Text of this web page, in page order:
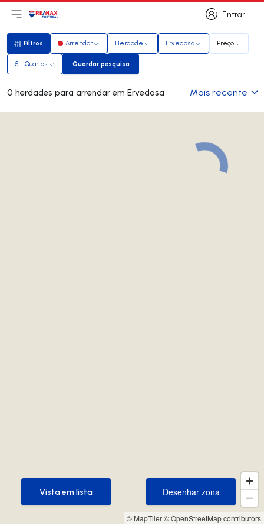
Entrar
Entrar
Abri menu principal
LogoIr para página inicial
Filtros
Filtros Arrendar Herdade Ervedosa Preço
5+ Quartos Guardar pesquisa
Guardar pesquisa
0 herdades para arrendar em Ervedosa Mais recente
© MapTiler© OpenStreetMap contributors
Desenhar zona
Desenhar zona
Vista em lista
Vista em lista